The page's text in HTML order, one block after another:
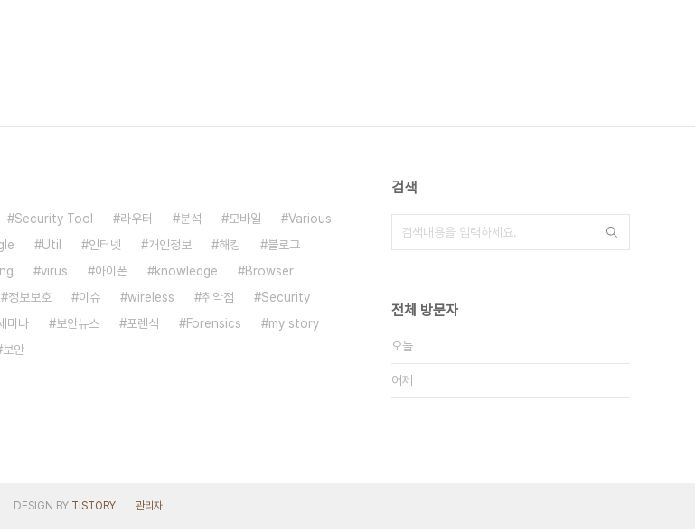
Security Tool 라우터 분석 모바일
Various
Util 인터넷 개인정보 해킹
블로그
virus 아이폰 knowledge
Browser
정보보호 이슈 wireless 취약점
Security
미나 보안뉴스 포렌식 Forensics
my story
보안
검색
전체 방문자
오늘
어제
DESIGN BY TISTORY 관리자